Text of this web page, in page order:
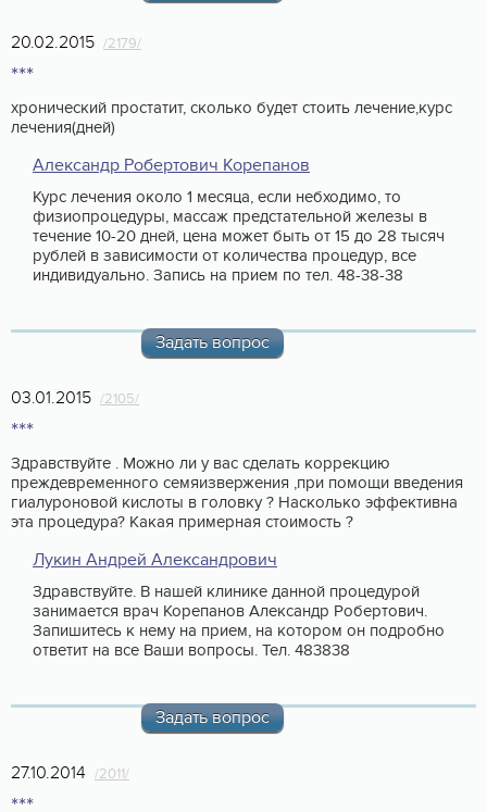
20.02.2015 /2179/
***
хронический простатит, сколько будет стоить лечение,курс
лечения(дней)
Задать вопрос
Александр Робертович Корепанов
Курс лечения около 1 месяца, если небходимо, то
физиопроцедуры, массаж предстательной железы в
течение 10-20 дней, цена может быть от 15 до 28 тысяч
рублей в зависимости от количества процедур, все
индивидуально. Запись на прием по тел. 48-38-38
03.01.2015 /2105/
***
Здравствуйте . Можно ли у вас сделать коррекцию
преждевременного семяизвержения ,при помощи введения
гиалуроновой кислоты в головку ? Насколько эффективна
эта процедура? Какая примерная стоимость ?
Задать вопрос
Лукин Андрей Александрович
Здравствуйте. В нашей клинике данной процедурой
занимается врач Корепанов Александр Робертович.
Запишитесь к нему на прием, на котором он подробно
ответит на все Ваши вопросы. Тел. 483838
27.10.2014 /2011/
***